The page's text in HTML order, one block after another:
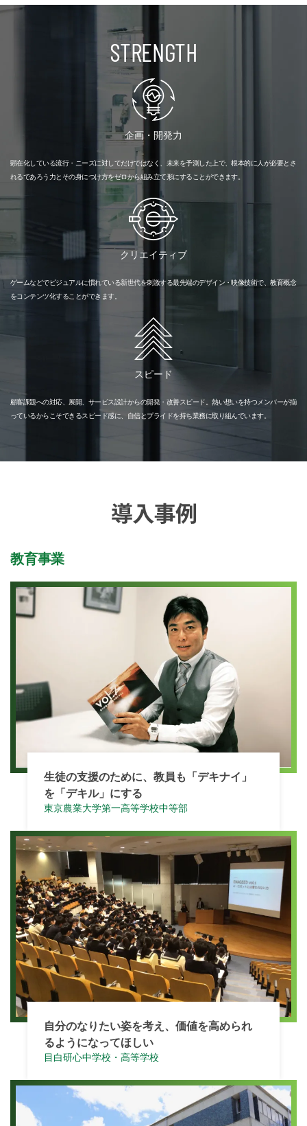
STRENGTH
企画・開発力
顕在化している流行・ニーズに対してだけではなく、未来を予測した上で、根本的に人が必要とさ
れるであろう力とその身につけ方をゼロから組み立て形にすることができます。
クリエイティブ
ゲームなどでビジュアルに慣れている新世代を刺激する最先端のデザイン・映像技術で、教育概念
をコンテンツ化することができます。
スピード
顧客課題への対応、展開、サービス設計からの開発・改善スピード。熱い想いを持つメンバーが揃
っているからこそできるスピード感に、自信とプライドを持ち業務に取り組んでいます。
教育事業
生徒の支援のために、教員も「デキナイ」
を「デキル」にする
東京農業大学第一高等学校中等部
自分のなりたい姿を考え、価値を高められ
るようになってほしい
目白研心中学校・高等学校